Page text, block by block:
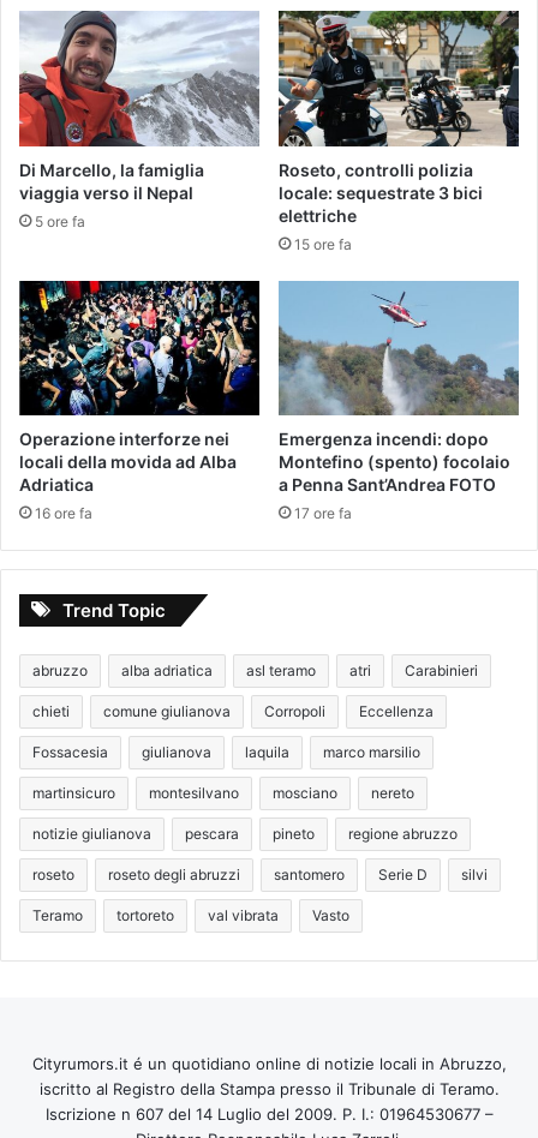
Di Marcello, la famiglia
viaggia verso il Nepal
5 ore fa
Roseto, controlli polizia
locale: sequestrate 3 bici
elettriche
15 ore fa
Operazione interforze nei
locali della movida ad Alba
Adriatica
16 ore fa
Emergenza incendi: dopo
Montefino (spento) focolaio
a Penna Sant’Andrea FOTO
17 ore fa
Trend Topic
abruzzo alba adriatica asl teramo atri Carabinieri
chieti comune giulianova Corropoli Eccellenza
Fossacesia giulianova laquila marco marsilio
martinsicuro montesilvano mosciano nereto
notizie giulianova pescara pineto regione abruzzo
roseto roseto degli abruzzi santomero Serie D silvi
Teramo tortoreto val vibrata Vasto
Cityrumors.it é un quotidiano online di notizie locali in Abruzzo,
iscritto al Registro della Stampa presso il Tribunale di Teramo.
Iscrizione n 607 del 14 Luglio del 2009. P. I.: 01964530677 –